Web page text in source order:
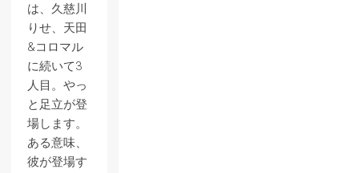
は、久慈川
りせ、天田
&コロマル
に続いて3
人目。やっ
と足立が登
場します。
ある意味、
彼が登場す